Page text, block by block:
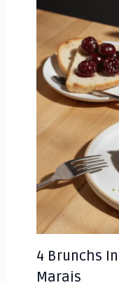
4 Brunchs
Marais